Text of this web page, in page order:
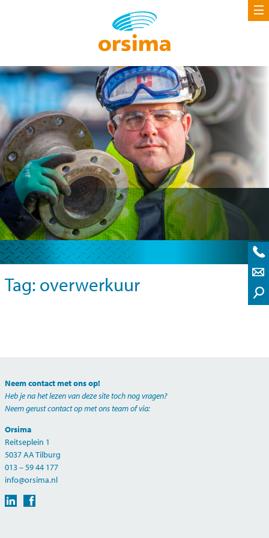
Tag: overwerkuur
Neem contact met ons op!
Heb je na het lezen van deze site toch nog vragen?
Neem gerust contact op metons teamof via:
Orsima
Reitseplein 1
5037 AA Tilburg
013 – 59 44 177
info@orsima.nl